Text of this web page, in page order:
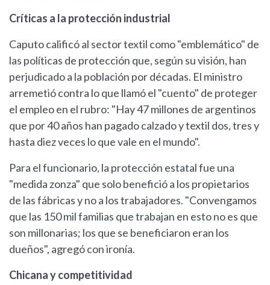
Críticas a la protección industrial
Caputo calificó al sector textil como "emblemático" de
las políticas de protección que, según su visión, han
perjudicado a la población por décadas. El ministro
arremetió contra lo que llamó el "cuento" de proteger
el empleo en el rubro: "Hay 47 millones de argentinos
que por 40 años han pagado calzado y textil dos, tres y
hasta diez veces lo que vale en el mundo".
Para el funcionario, la protección estatal fue una
"medida zonza" que solo benefició a los propietarios
de las fábricas y no a los trabajadores. "Convengamos
que las 150 mil familias que trabajan en esto no es que
son millonarias; los que se beneficiaron eran los
dueños", agregó con ironía.
Chicana y competitividad